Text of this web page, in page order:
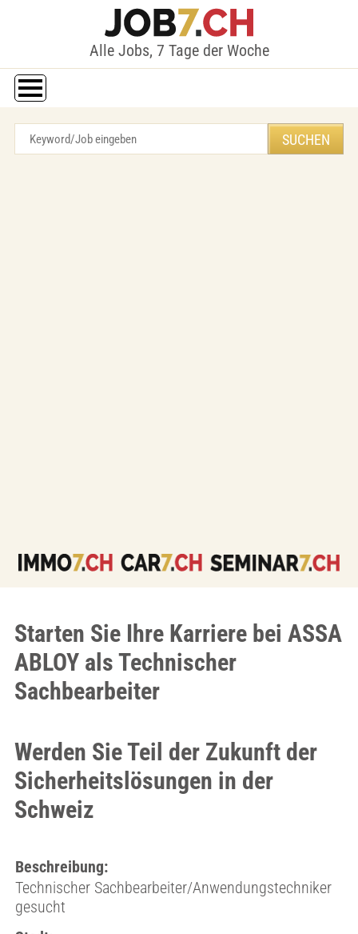
Alle Jobs, 7 Tage der Woche
Starten Sie Ihre Karriere bei ASSA
ABLOY als Technischer
Sachbearbeiter
Werden Sie Teil der Zukunft der
Sicherheitslösungen in der
Schweiz
Beschreibung:
Technischer Sachbearbeiter/Anwendungstechniker
gesucht